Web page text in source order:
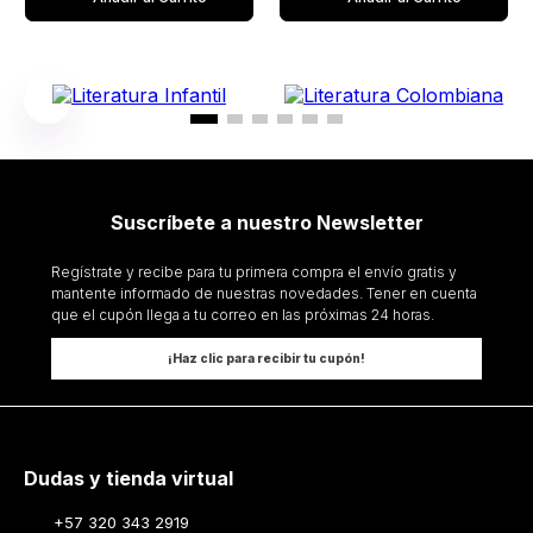
Suscríbete a nuestro Newsletter
Regístrate y recibe para tu primera compra el envío gratis y
mantente informado de nuestras novedades. Tener en cuenta
que el cupón llega a tu correo en las próximas 24 horas.
¡Haz clic para recibir tu cupón!
Dudas y tienda virtual
+57 320 343 2919